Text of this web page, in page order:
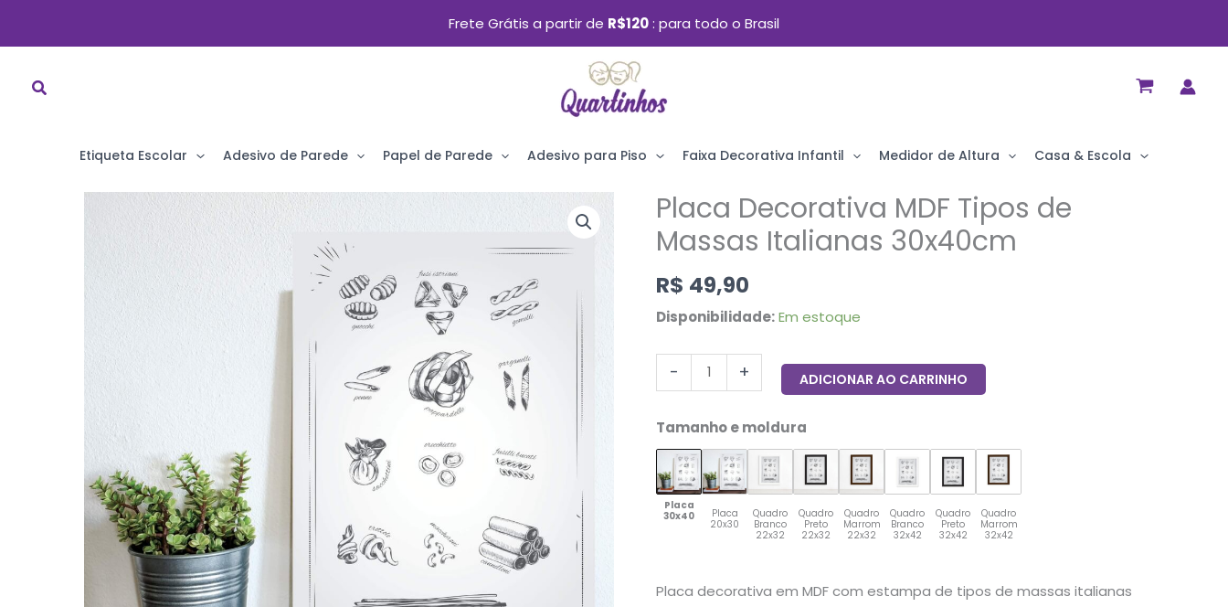
Ir
Frete Grátis a partir de R$120 para todo o Brasil
Etiqueta Escolar Adesivo de Parede Papel de Parede Adesivo para Piso Faixa Decorativa Infantil Medidor de Altura Casa & Escola
Placa Decorativa MDF Tipos de
Massas Italianas 30x40cm
R$ 49,90
Disponibilidade: Em estoque
-
Placa
Decorativa
Tipos
de
Italianas
30x40cm
quantidade
+ ADICIONAR AO CARRINHO
Tamanho e moldura
Placa
30x40
Placa
20x30
Quadro
Branco
22x32
Quadro
Preto
22x32
Quadro
Marrom
22x32
Quadro
Branco
32x42
Quadro
Preto
32x42
Quadro
Marrom
32x42
Placa decorativa em MDF com estampa de tipos de massas italianas